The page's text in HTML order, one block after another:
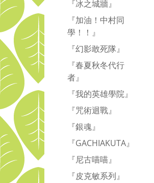
『冰之城牆』
『加油！中村同
學！！』
『幻影敢死隊』
『春夏秋冬代行
者』
『我的英雄學院』
『咒術迴戰』
『銀魂』
『GACHIAKUTA』
『尼古喵喵』
『皮克敏系列』